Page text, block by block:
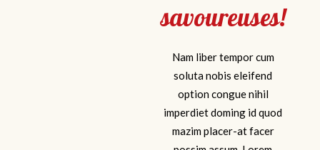
savoureuses!
Nam liber tempor cum
soluta nobis eleifend
option congue nihil
imperdiet doming id quod
mazim placer-at facer